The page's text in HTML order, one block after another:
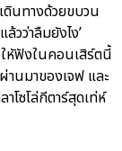
ดินทางด้วยขบวน
วว่าลืมยังไง’
หัฟังในคอนเสิร์ตนี้
านมาของเจฟ และ
โซโล่กีตาร์สุดเท่ห์